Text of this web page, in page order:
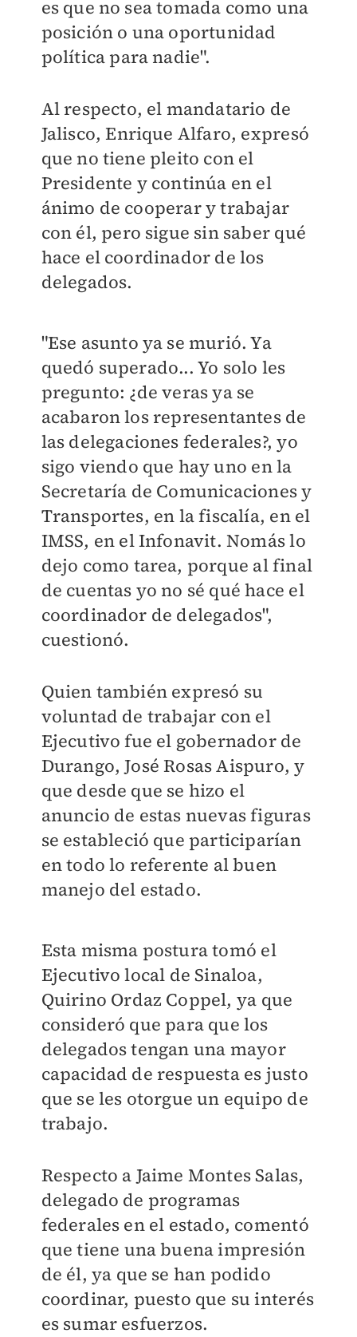
es que no sea tomada como una
posición o una oportunidad
política para nadie".
Al respecto, el mandatario de
Jalisco, Enrique Alfaro, expresó
que no tiene pleito con el
Presidente y continúa en el
ánimo de cooperar y trabajar
con él, pero sigue sin saber qué
hace el coordinador de los
delegados.
"Ese asunto ya se murió. Ya
quedó superado... Yo solo les
pregunto: ¿de veras ya se
acabaron los representantes de
las delegaciones federales?, yo
sigo viendo que hay uno en la
Secretaría de Comunicaciones y
Transportes, en la fiscalía, en el
IMSS, en el Infonavit. Nomás lo
dejo como tarea, porque al final
de cuentas yo no sé qué hace el
coordinador de delegados",
cuestionó.
Quien también expresó su
voluntad de trabajar con el
Ejecutivo fue el gobernador de
Durango, José Rosas Aispuro, y
que desde que se hizo el
anuncio de estas nuevas figuras
se estableció que participarían
en todo lo referente al buen
manejo del estado.
Esta misma postura tomó el
Ejecutivo local de Sinaloa,
Quirino Ordaz Coppel, ya que
consideró que para que los
delegados tengan una mayor
capacidad de respuesta es justo
que se les otorgue un equipo de
trabajo.
Respecto a Jaime Montes Salas,
delegado de programas
federales en el estado, comentó
que tiene una buena impresión
de él, ya que se han podido
coordinar, puesto que su interés
es sumar esfuerzos.